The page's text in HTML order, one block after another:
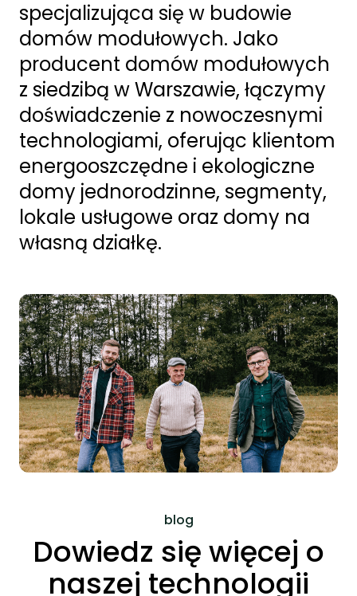
specjalizująca się w budowie
domów modułowych. Jako
producent domów modułowych
z siedzibą w Warszawie, łączymy
doświadczenie z nowoczesnymi
technologiami, oferując klientom
energooszczędne i ekologiczne
domy jednorodzinne, segmenty,
lokale usługowe oraz domy na
własną działkę.
blog
Dowiedz się więcej o
naszej technologii